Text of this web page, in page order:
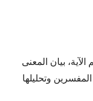
بيان المعنى
وتحليلها